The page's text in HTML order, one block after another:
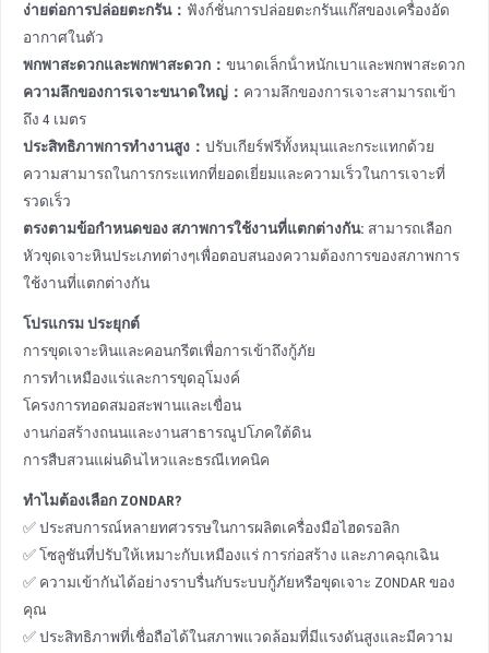
ง่ายต่อการปล่อยตะกรัน： ฟังก์ชั่นการปล่อยตะกรันแก๊สของเครื่องอัด
อากาศในตัว
พกพาสะดวกและพกพาสะดวก ： ขนาดเล็กน้ําหนักเบาและพกพาสะดวก
ความลึกของการเจาะขนาดใหญ่ ： ความลึกของการเจาะสามารถเข้า
ถึง 4 เมตร
ประสิทธิภาพการทํางานสูง ： ปรับเกียร์ฟรีทั้งหมุนและกระแทกด้วย
ความสามารถในการกระแทกที่ยอดเยี่ยมและความเร็วในการเจาะที่
รวดเร็ว
ตรงตามข้อกําหนดของ สภาพการใช้งานที่แตกต่างกัน: สามารถเลือก
หัวขุดเจาะหินประเภทต่างๆเพื่อตอบสนองความต้องการของสภาพการ
ใช้งานที่แตกต่างกัน
โปรแกรม ประยุกต์
การขุดเจาะหินและคอนกรีตเพื่อการเข้าถึงกู้ภัย
การทําเหมืองแร่และการขุดอุโมงค์
โครงการทอดสมอสะพานและเขื่อน
งานก่อสร้างถนนและงานสาธารณูปโภคใต้ดิน
การสืบสวนแผ่นดินไหวและธรณีเทคนิค
ทําไมต้องเลือก ZONDAR?
✅ ประสบการณ์หลายทศวรรษในการผลิตเครื่องมือไฮดรอลิก
✅ โซลูชันที่ปรับให้เหมาะกับเหมืองแร่ การก่อสร้าง และภาคฉุกเฉิน
✅ ความเข้ากันได้อย่างราบรื่นกับระบบกู้ภัยหรือขุดเจาะ ZONDAR ของ
คุณ
✅ ประสิทธิภาพที่เชื่อถือได้ในสภาพแวดล้อมที่มีแรงดันสูงและมีความ